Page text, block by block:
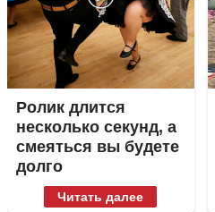
Ролик длится
несколько секунд, а
смеяться вы будете
долго
Читать далее